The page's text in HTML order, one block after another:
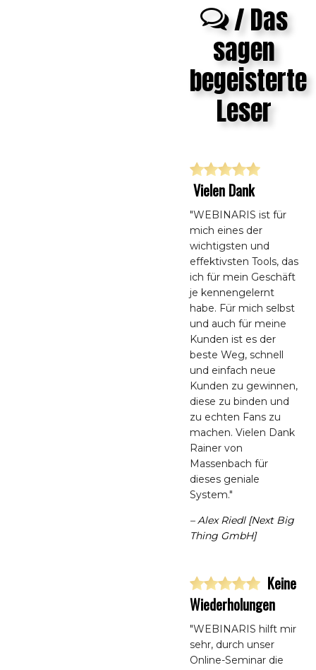
/ Das
sagen
begeisterte
Leser
Vielen Dank
"WEBINARIS ist für
mich eines der
wichtigsten und
effektivsten Tools, das
ich für mein Geschäft
je kennengelernt
habe. Für mich selbst
und auch für meine
Kunden ist es der
beste Weg, schnell
und einfach neue
Kunden zu gewinnen,
diese zu binden und
zu echten Fans zu
machen. Vielen Dank
Rainer von
Massenbach für
dieses geniale
System."
– Alex Riedl [Next Big
Thing GmbH]
Keine
Wiederholungen
"WEBINARIS hilft mir
sehr, durch unser
Online-Seminar die